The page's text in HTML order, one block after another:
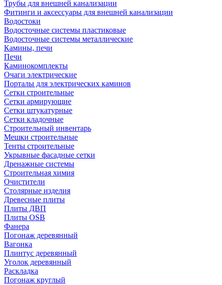
Трубы для внешней канализации
Фитинги и аксессуары для внешней канализации
Водостоки
Водосточные системы пластиковые
Водосточные системы металлические
Камины, печи
Печи
Каминокомплекты
Очаги электрические
Порталы для электрических каминов
Сетки строительные
Сетки армирующие
Сетки штукатурные
Сетки кладочные
Строительный инвентарь
Мешки строительные
Тенты строительные
Укрывные фасадные сетки
Дренажные системы
Строительная химия
Очистители
Столярные изделия
Древесные плиты
Плиты ДВП
Плиты OSB
Фанера
Погонаж деревянный
Вагонка
Плинтус деревянный
Уголок деревянный
Раскладка
Погонаж круглый